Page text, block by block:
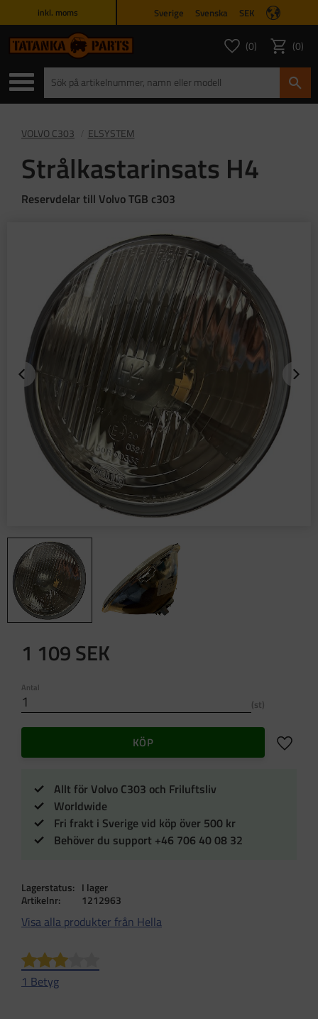
inkl. moms Sverige Svenska SEK
Favoriter
ANTAL
0 Kundvagn
0
VOLVO C303 ELSYSTEM
Strålkastarinsats H4
Reservdelar till Volvo TGB c303
1 109SEK
Antal
st
KÖP Lägg
Allt för Volvo C303 och Friluftsliv
Worldwide
Fri frakt i Sverige vid köp över 500 kr
Behöver du support +46 706 40 08 32
Lagerstatus
I lager
Artikelnr
1212963
Visa alla produkter från Hella
1 Betyg